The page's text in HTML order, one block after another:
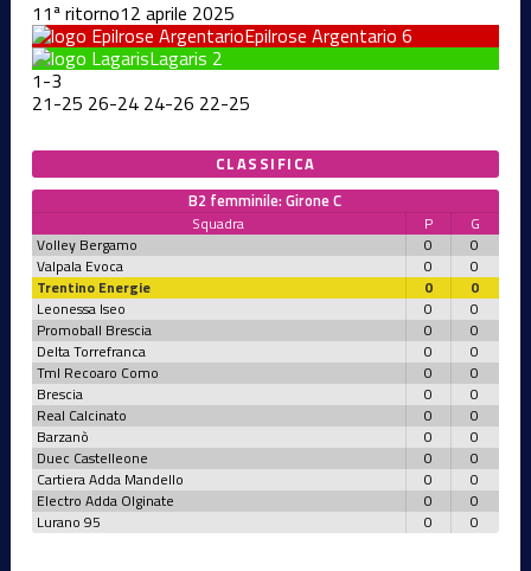
11ª ritorno12 aprile 2025
Epilrose Argentario 6
Lagaris 2
1-3
21-25 26-24 24-26 22-25
CLASSIFICA
B2 femminile: Girone C
Squadra P
G
Volley Bergamo
0
0
Valpala Evoca
0
0
Trentino Energie
0
0
Leonessa Iseo
0
0
Promoball Brescia
0
0
Delta Torrefranca
0
0
Tml Recoaro Como
0
0
Brescia
0
0
Real Calcinato
0
0
Barzanò
0
0
Duec Castelleone
0
0
Cartiera Adda Mandello
0
0
Electro Adda Olginate
0
0
Lurano 95
0 0